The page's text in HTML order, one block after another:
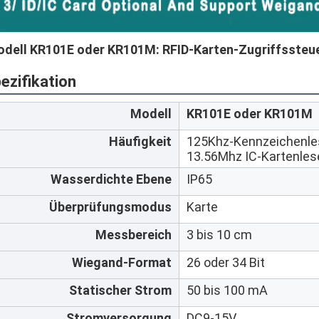
KR101E oder KR101M: RFID-Karten-
Modell
KR101E oder KR101M
Häufigkeit
125Khz-
13.56Mhz IC-
Wasserdichte Ebene
IP65
Überprüfungsmodus
Karte
Messbereich
3 bis 10 cm
Wiegand-Format
26 oder 34 Bit
Statischer Strom
50 bis 100 mA